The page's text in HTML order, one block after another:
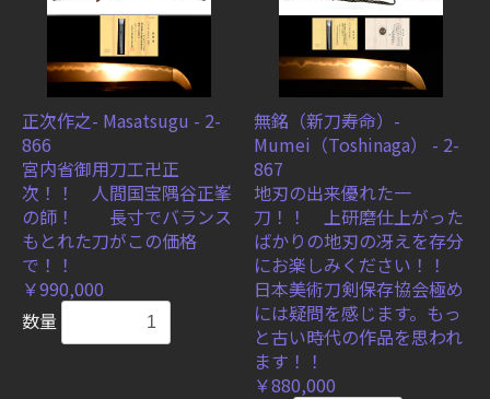
正次作之- Masatsugu - 2-
866
宮内省御用刀工卍正
次！！ 人間国宝隅谷正峯
の師！ 長寸でバランス
もとれた刀がこの価格
で！！
￥990,000
数量
無銘（新刀寿命）-
Mumei（Toshinaga） - 2-
867
地刃の出来優れた一
刀！！ 上研磨仕上がった
ばかりの地刃の冴えを存分
にお楽しみください！！
日本美術刀剣保存協会極め
には疑問を感じます。もっ
と古い時代の作品を思われ
ます！！
￥880,000